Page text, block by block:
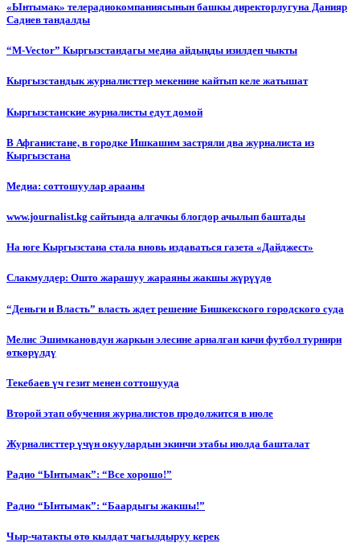
«Ынтымак» телерадиокомпаниясынын башкы директорлугуна Данияр
Садиев тандалды
“М-Vector” Кыргызстандагы медиа айдыңды изилдеп чыкты
Кыргызстандык журналисттер мекенине кайтып келе жатышат
Кыргызстанские журналисты едут домой
В Афганистане, в городке Ишкашим застряли два журналиста из
Кыргызстана
Медиа: соттошуулар арааны
www.journalist.kg сайтында алгачкы блогдор ачылып баштады
На юге Кыргызстана стала вновь издаваться газета «Дайджест»
Слакмулдер: Ошто жарашуу жараяны жакшы жүрүүдө
“Деньги и Власть” власть ждет решение Бишкекского городского суда
Мелис Эшимкановдун жаркын элесине арналган кичи футбол турнири
өткөрүлдү
Текебаев үч гезит менен соттошууда
Второй этап обучения журналистов продолжится в июле
Журналисттер үчүн окуулардын экинчи этабы июлда башталат
Радио “Ынтымак”: “Все хорошо!”
Радио “Ынтымак”: “Баардыгы жакшы!”
Чыр-чатакты өтө кылдат чагылдыруу керек